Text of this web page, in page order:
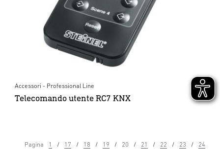
Accessori - Professional Line
Telecomando utente RC7 KNX
Pagina 1 17 18 19 20 21 22 23 24